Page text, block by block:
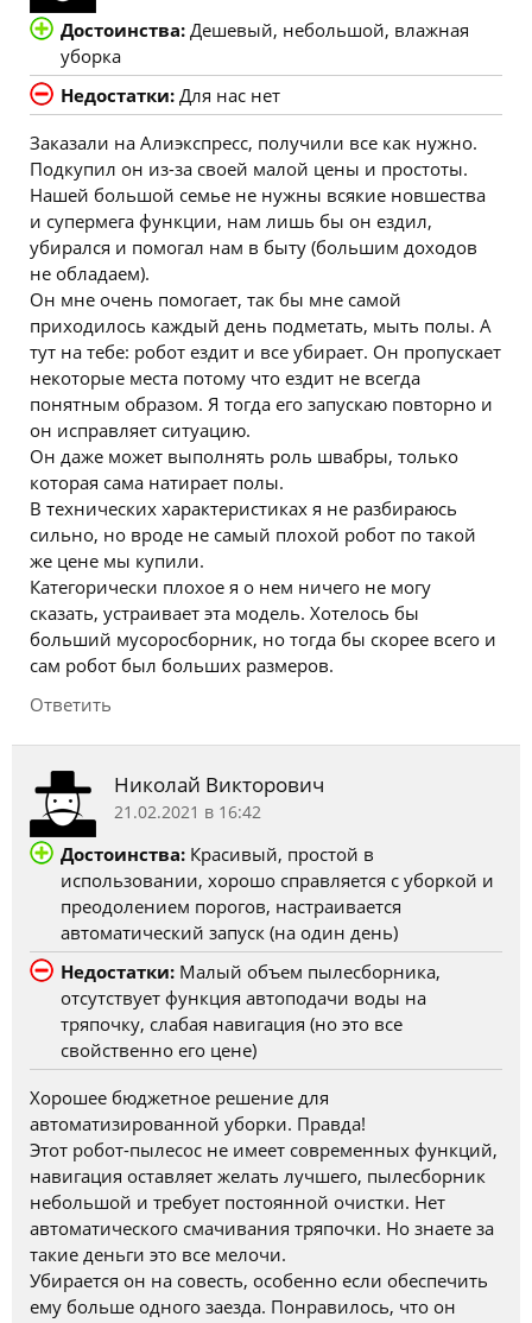
Достоинства:Дешевый, небольшой, влажная
уборка
Недостатки:Для нас нет
Заказали на Алиэкспресс, получили все как нужно.
Подкупил он из-за своей малой цены и простоты.
Нашей большой семье не нужны всякие новшества
и супермега функции, нам лишь бы он ездил,
убирался и помогал нам в быту (большим доходов
не обладаем).
Он мне очень помогает, так бы мне самой
приходилось каждый день подметать, мыть полы. А
тут на тебе: робот ездит и все убирает. Он пропускает
некоторые места потому что ездит не всегда
понятным образом. Я тогда его запускаю повторно и
он исправляет ситуацию.
Он даже может выполнять роль швабры, только
которая сама натирает полы.
В технических характеристиках я не разбираюсь
сильно, но вроде не самый плохой робот по такой
же цене мы купили.
Категорически плохое я о нем ничего не могу
сказать, устраивает эта модель. Хотелось бы
больший мусоросборник, но тогда бы скорее всего и
сам робот был больших размеров.
Ответить
Николай Викторович
21.02.2021 в 16:42
Достоинства: Красивый, простой в
использовании, хорошо справляется с уборкой и
преодолением порогов, настраивается
автоматический запуск (на один день)
Недостатки: Малый объем пылесборника,
отсутствует функция автоподачи воды на
тряпочку, слабая навигация (но это все
свойственно его цене)
Хорошее бюджетное решение для
автоматизированной уборки. Правда!
Этот робот-пылесос не имеет современных функций,
навигация оставляет желать лучшего, пылесборник
небольшой и требует постоянной очистки. Нет
автоматического смачивания тряпочки. Но знаете за
такие деньги это все мелочи.
Убирается он на совесть, особенно если обеспечить
ему больше одного заезда. Понравилось, что он